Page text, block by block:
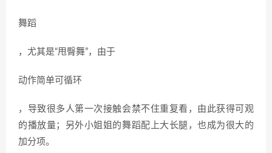
舞蹈
，尤其是“甩臀舞”，由于
动作简单可循环
，导致很多人第一次接触会禁不住重复看，由此获得可观
的播放量；另外小姐姐的舞蹈配上大长腿，也成为很大的
加分项。